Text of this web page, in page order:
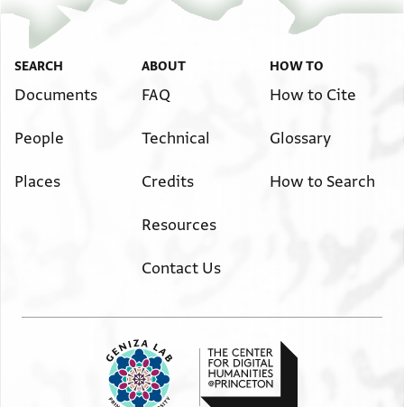
ויסבב לך מיסארה(?) הטאבה(?) ומייאדה(?) המלא יגמע
אן קד וצלי מן ענדך עדת כתב ואנת תוצי לי עלא [
] . אב . . אמי אלכבז(?) . . . . . [
SEARCH
Documents
People
Places
ABOUT
FAQ
Technical
Credits
Resources
Contact Us
HOW TO
How to Cite
Glossary
How to Search